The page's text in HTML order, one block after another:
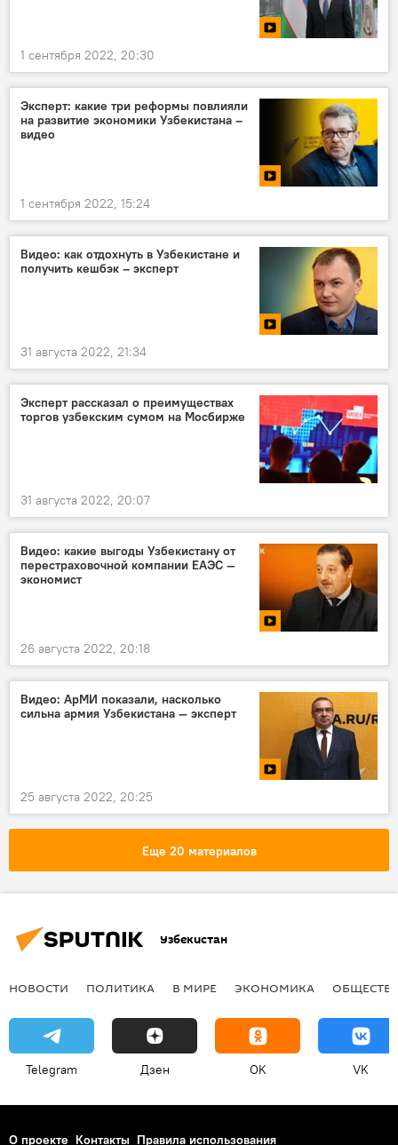
1 сентября 2022, 20:30
Эксперт: какие три реформы повлияли
на развитие экономики Узбекистана –
видео
1 сентября 2022, 15:24
Видео: как отдохнуть в Узбекистане и
получить кешбэк – эксперт
31 августа 2022, 21:34
Эксперт рассказал о преимуществах
торгов узбекским сумом на Мосбирже
31 августа 2022, 20:07
Видео: какие выгоды Узбекистану от
перестраховочной компании ЕАЭС —
экономист
26 августа 2022, 20:18
Видео: АрМИ показали, насколько
сильна армия Узбекистана — эксперт
25 августа 2022, 20:25
Еще 20 материалов
Узбекистан
НОВОСТИ ПОЛИТИКА В МИРЕ ЭКОНОМИКА
Telegram Дзен OK VK
О проекте Контакты Правила использования